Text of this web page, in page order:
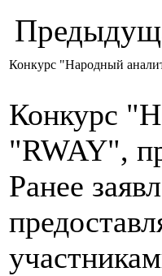
Конкурс "Народный
Конкурс
"RWAY",
Ранее